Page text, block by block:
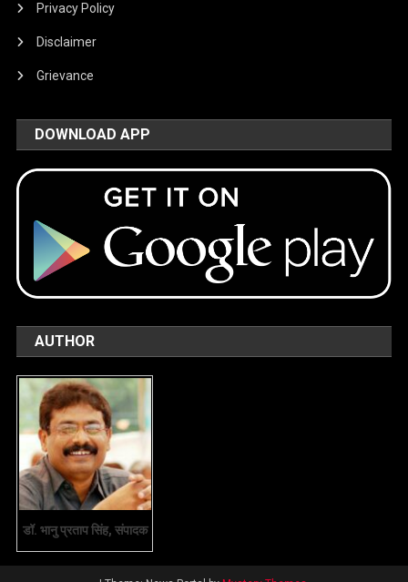
Privacy Policy
Disclaimer
Grievance
DOWNLOAD APP
AUTHOR
डॉ. भानु प्रताप सिंह, संपादक